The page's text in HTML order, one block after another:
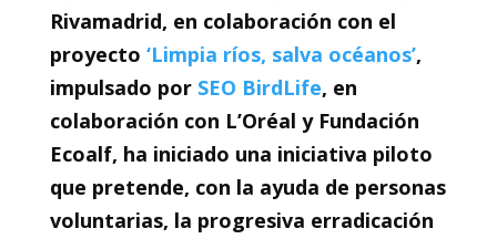
Rivamadrid, en colaboración con el
proyecto ‘Limpia ríos, salva océanos’,
‎impulsado por SEO BirdLife, en
colaboración con L’Oréal y Fundación
Ecoalf, ha iniciado una iniciativa piloto
‎que pretende, con la ayuda de personas
voluntarias, la progresiva erradicación